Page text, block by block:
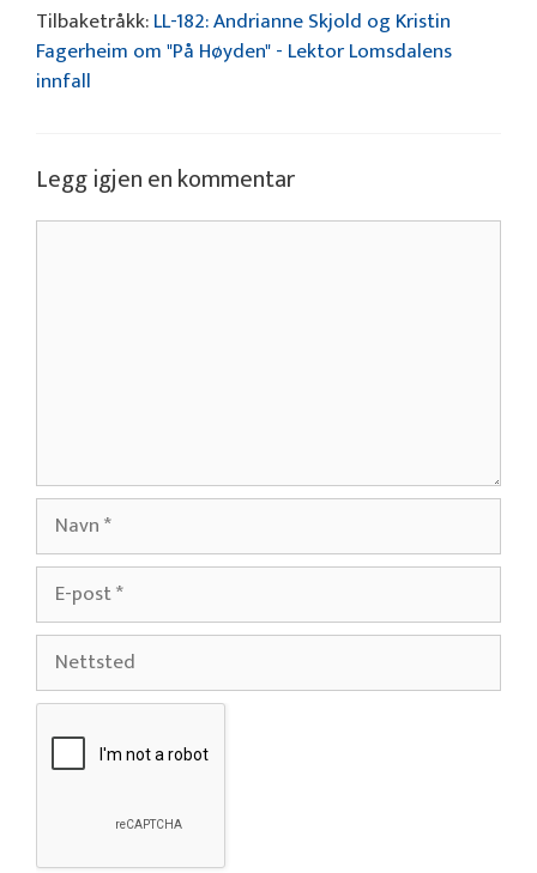
Tilbaketråkk:LL-182: Andrianne Skjold og Kristin
Fagerheim om "På Høyden" - Lektor Lomsdalens
innfall
Legg igjen en kommentar
Navn
post
Nettsted